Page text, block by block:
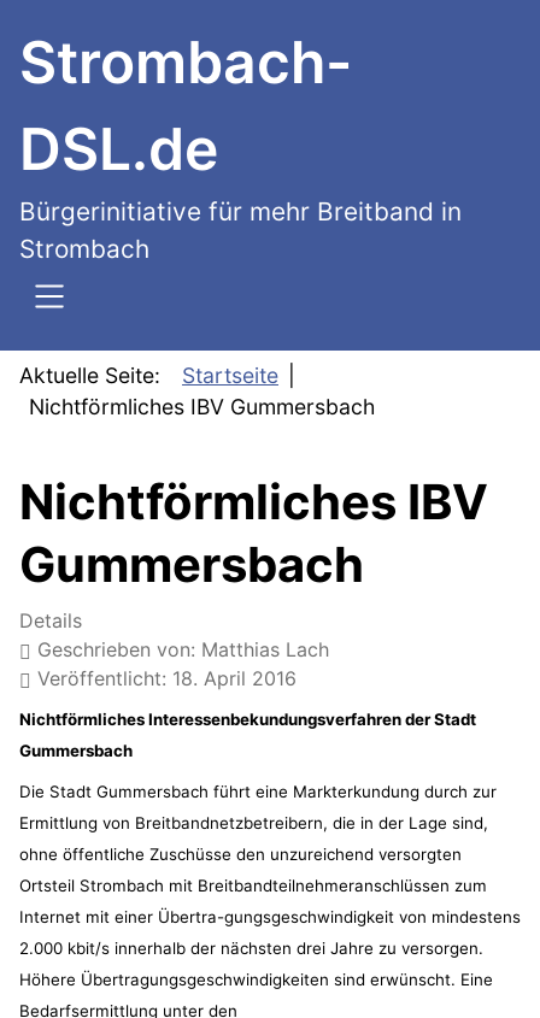
SKIP TO MAIN CONTENT
Strombach-
DSL.de
Bürgerinitiative für mehr Breitband in
Strombach
Aktuelle Seite:
Startseite
Nichtförmliches IBV Gummersbach
Nichtförmliches IBV
Gummersbach
Details
Geschrieben von: Matthias Lach
Veröffentlicht: 18. April 2016
Nichtförmliches Interessenbekundungsverfahren der Stadt
Gummersbach
Die Stadt Gummersbach führt eine Markterkundung durch zur
Ermittlung von Breitbandnetzbetreibern, die in der Lage sind,
ohne öffentliche Zuschüsse den unzureichend versorgten
Ortsteil Strombach mit Breitbandteilnehmeranschlüssen zum
Internet mit einer Übertra-gungsgeschwindigkeit von mindestens
2.000 kbit/s innerhalb der nächsten drei Jahre zu versorgen.
Höhere Übertragungsgeschwindigkeiten sind erwünscht. Eine
Bedarfsermittlung unter den